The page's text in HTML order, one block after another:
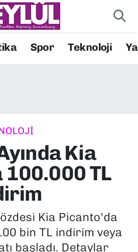
Spor Teknoloji
Kia
100.000 TL
Kia Picanto'da
bin TL indirim veya
başladı. Detaylar
ve Fikstür